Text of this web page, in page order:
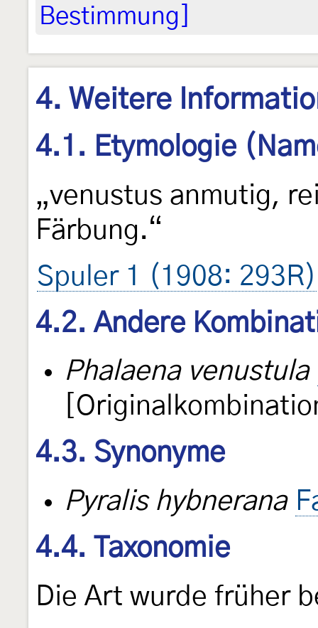
Bestimmung]
4. Weitere
4.1. Etymologie
„venustus anmutig,
Färbung.“
Spuler 1 (1908: 293R)
4.2. Andere
Phalaena venustula
4.3. Synonyme
Pyralis hybnerana
4.4. Taxonomie
Die Art wurde früher